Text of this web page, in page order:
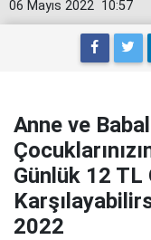
10:57
06 Mayıs 2022
Anne ve
Günlük 12 TL
2022